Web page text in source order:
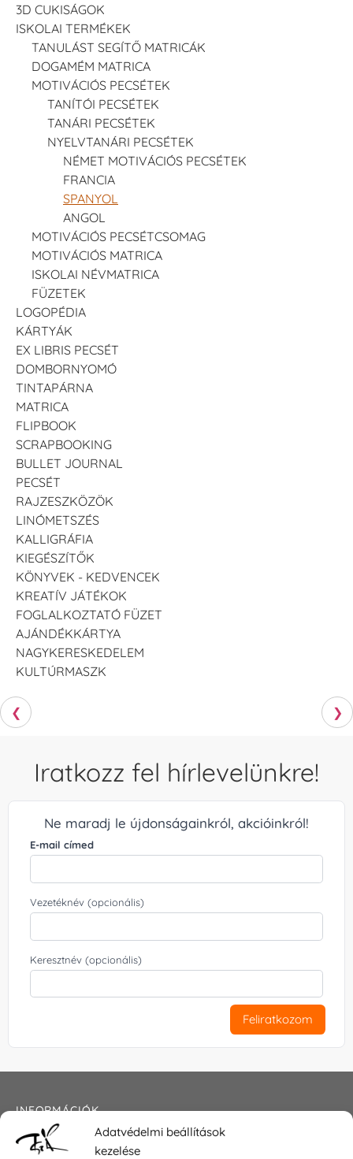
Adatvédelmi beállítások
kezelése
3D CUKISÁGOK
ISKOLAI TERMÉKEK
TANULÁST SEGÍTŐ MATRICÁK
DOGAMÉM MATRICA
MOTIVÁCIÓS PECSÉTEK
TANÍTÓI PECSÉTEK
TANÁRI PECSÉTEK
NYELVTANÁRI PECSÉTEK
NÉMET MOTIVÁCIÓS PECSÉTEK
FRANCIA
SPANYOL
ANGOL
MOTIVÁCIÓS PECSÉTCSOMAG
MOTIVÁCIÓS MATRICA
ISKOLAI NÉVMATRICA
FÜZETEK
LOGOPÉDIA
KÁRTYÁK
EX LIBRIS PECSÉT
DOMBORNYOMÓ
TINTAPÁRNA
MATRICA
FLIPBOOK
SCRAPBOOKING
BULLET JOURNAL
PECSÉT
RAJZESZKÖZÖK
LINÓMETSZÉS
KALLIGRÁFIA
KIEGÉSZÍTŐK
KÖNYVEK - KEDVENCEK
KREATÍV JÁTÉKOK
FOGLALKOZTATÓ FÜZET
AJÁNDÉKKÁRTYA
NAGYKERESKEDELEM
KULTÚRMASZK
❮ ❯
Iratkozz fel hírlevelünkre!
Ne maradj le újdonságainkról, akcióinkról!
E-mail címed
Vezetéknév (opcionális)
Keresztnév (opcionális)
Feliratkozom
INFORMÁCIÓK
Általános szerződési feltételek